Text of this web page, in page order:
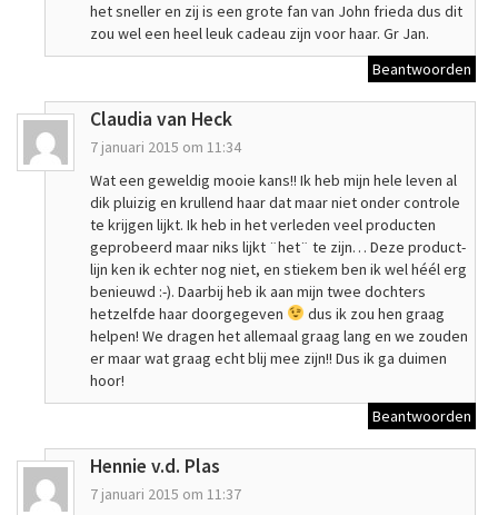
het sneller en zij is een grote fan van John frieda dus dit
zou wel een heel leuk cadeau zijn voor haar. Gr Jan.
Beantwoorden
Claudia van Heck
7 januari 2015 om 11:34
Wat een geweldig mooie kans!! Ik heb mijn hele leven al
dik pluizig en krullend haar dat maar niet onder controle
te krijgen lijkt. Ik heb in het verleden veel producten
geprobeerd maar niks lijkt ¨het¨ te zijn… Deze product-
lijn ken ik echter nog niet, en stiekem ben ik wel héél erg
benieuwd :-). Daarbij heb ik aan mijn twee dochters
hetzelfde haar doorgegeven
dus ik zou hen graag
helpen! We dragen het allemaal graag lang en we zouden
er maar wat graag echt blij mee zijn!! Dus ik ga duimen
hoor!
Beantwoorden
Hennie v.d. Plas
7 januari 2015 om 11:37